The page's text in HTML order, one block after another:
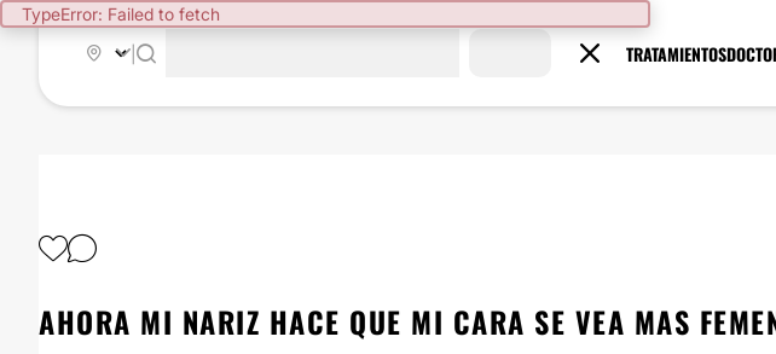
TypeError: Failed to fetch
TRATAMIENTOS
AHORA MI NARIZ HACE QUE MI CARA SE VEA MAS